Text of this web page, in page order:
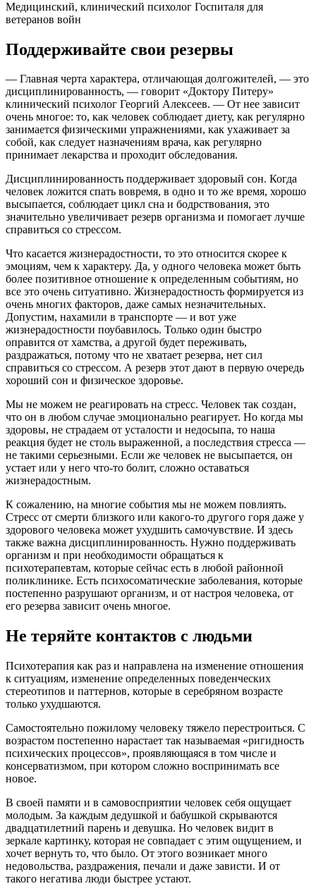
Медицинский, клинический психолог Госпиталя для
ветеранов войн
Поддерживайте свои резервы
— Главная черта характера, отличающая долгожителей, — это
дисциплинированность, — говорит «Доктору Питеру»
клинический психолог Георгий Алексеев. — От нее зависит
очень многое: то, как человек соблюдает диету, как регулярно
занимается физическими упражнениями, как ухаживает за
собой, как следует назначениям врача, как регулярно
принимает лекарства и проходит обследования.
Дисциплинированность поддерживает здоровый сон. Когда
человек ложится спать вовремя, в одно и то же время, хорошо
высыпается, соблюдает цикл сна и бодрствования, это
значительно увеличивает резерв организма и помогает лучше
справиться со стрессом.
Что касается жизнерадостности, то это относится скорее к
эмоциям, чем к характеру. Да, у одного человека может быть
более позитивное отношение к определенным событиям, но
все это очень ситуативно. Жизнерадостность формируется из
очень многих факторов, даже самых незначительных.
Допустим, нахамили в транспорте — и вот уже
жизнерадостности поубавилось. Только один быстро
оправится от хамства, а другой будет переживать,
раздражаться, потому что не хватает резерва, нет сил
справиться со стрессом. А резерв этот дают в первую очередь
хороший сон и физическое здоровье.
Мы не можем не реагировать на стресс. Человек так создан,
что он в любом случае эмоционально реагирует. Но когда мы
здоровы, не страдаем от усталости и недосыпа, то наша
реакция будет не столь выраженной, а последствия стресса —
не такими серьезными. Если же человек не высыпается, он
устает или у него что-то болит, сложно оставаться
жизнерадостным.
К сожалению, на многие события мы не можем повлиять.
Стресс от смерти близкого или какого-то другого горя даже у
здорового человека может ухудшить самочувствие. И здесь
также важна дисциплинированность. Нужно поддерживать
организм и при необходимости обращаться к
психотерапевтам, которые сейчас есть в любой районной
поликлинике. Есть психосоматические заболевания, которые
постепенно разрушают организм, и от настроя человека, от
его резерва зависит очень многое.
Не теряйте контактов с людьми
Психотерапия как раз и направлена на изменение отношения
к ситуациям, изменение определенных поведенческих
стереотипов и паттернов, которые в серебряном возрасте
только ухудшаются.
Самостоятельно пожилому человеку тяжело перестроиться. С
возрастом постепенно нарастает так называемая «ригидность
психических процессов», проявляющаяся в том числе и
консерватизмом, при котором сложно воспринимать все
новое.
В своей памяти и в самовосприятии человек себя ощущает
молодым. За каждым дедушкой и бабушкой скрываются
двадцатилетний парень и девушка. Но человек видит в
зеркале картинку, которая не совпадает с этим ощущением, и
хочет вернуть то, что было. От этого возникает много
недовольства, раздражения, печали и даже зависти. И от
такого негатива люди быстрее устают.